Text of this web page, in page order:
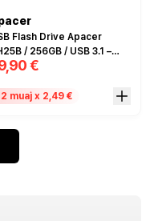
Flash Drive Apacer
/ 256GB / USB 3.1 –
€
muaj x 2,49 €